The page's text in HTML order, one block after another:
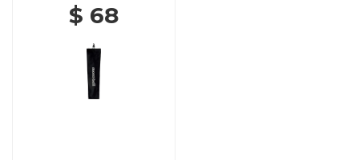
$ 68